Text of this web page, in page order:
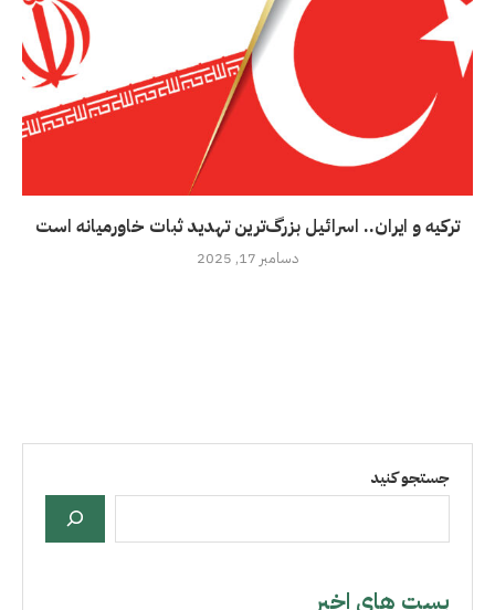
ترکیه و ایران.. اسرائیل بزرگ‌ترین تهدید ثبات خاورمیانه است
دسامبر 17, 2025
جستجو کنید
بست هاي اخير